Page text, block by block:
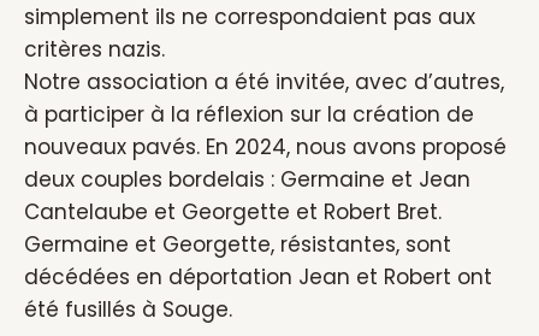
simplement ils ne correspondaient pas aux
critères nazis.
Notre association a été invitée, avec d’autres,
à participer à la réflexion sur la création de
nouveaux pavés. En 2024, nous avons proposé
deux couples bordelais : Germaine et Jean
Cantelaube et Georgette et Robert Bret.
Germaine et Georgette, résistantes, sont
décédées en déportation Jean et Robert ont
été fusillés à Souge.